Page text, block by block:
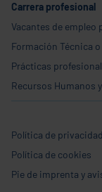
Carrera profesional
Vacantes de
Formación Técnica
Prácticas
Recursos Humanos
Política de privacidad
Política de cookies
Pie de imprenta y